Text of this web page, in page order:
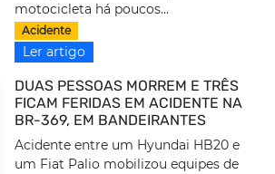
motocicleta há poucos...
Acidente
Ler artigo
DUAS PESSOAS MORREM E TRÊS
FICAM FERIDAS EM ACIDENTE NA
BR-369, EM BANDEIRANTES
Acidente entre um Hyundai HB20 e
um Fiat Palio mobilizou equipes de